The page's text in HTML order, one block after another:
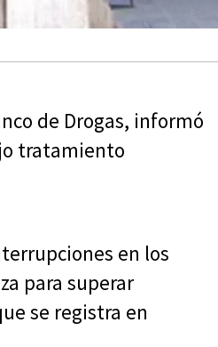
de Drogas, informó
tratamiento
en los
para superar
se registra en